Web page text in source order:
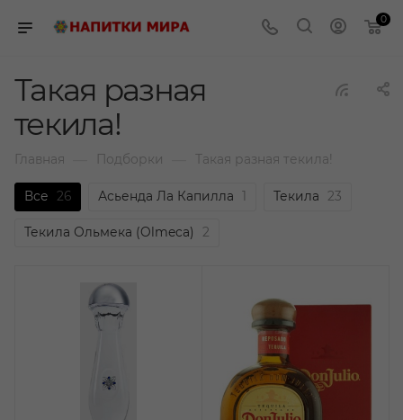
0
Такая разная
текила!
Главная Подборки Такая разная текила!
Все 26 Асьенда Ла Капилла 1 Текила 23
Текила Ольмека (Olmeca) 2